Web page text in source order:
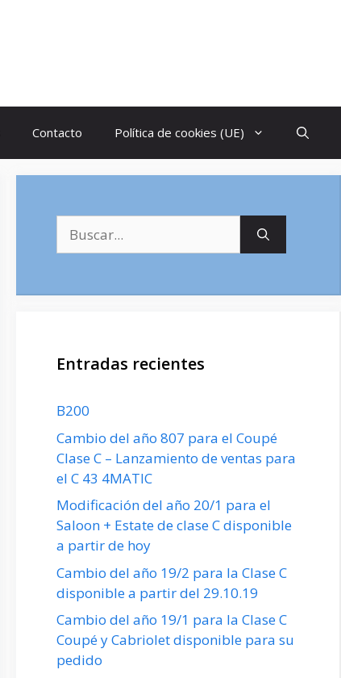
Contacto Política de cookies (UE)
Entradas recientes
B200
Cambio del año 807 para el Coupé
Clase C – Lanzamiento de ventas para
el C 43 4MATIC
Modificación del año 20/1 para el
Saloon + Estate de clase C disponible
a partir de hoy
Cambio del año 19/2 para la Clase C
disponible a partir del 29.10.19
Cambio del año 19/1 para la Clase C
Coupé y Cabriolet disponible para su
pedido